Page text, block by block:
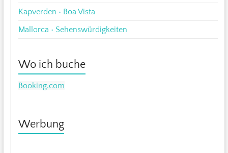
Kapverden • Boa Vista
Mallorca • Sehenswürdigkeiten
Wo ich buche
Booking.com
Werbung